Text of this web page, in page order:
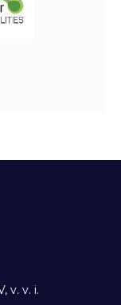
v. v. i.